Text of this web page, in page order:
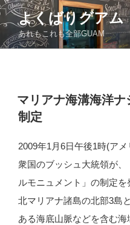
コ
ン
ン
よくばりグアム
あれもこれも全部GUAM
投
稿
日:
マリアナ海溝海洋ナ
制定
2009年1月6日午後1時(ア
衆国のブッシュ大統領が
ルモニュメント」の制定を
北マリアナ諸島の北部3島
ある海底山脈などを含む